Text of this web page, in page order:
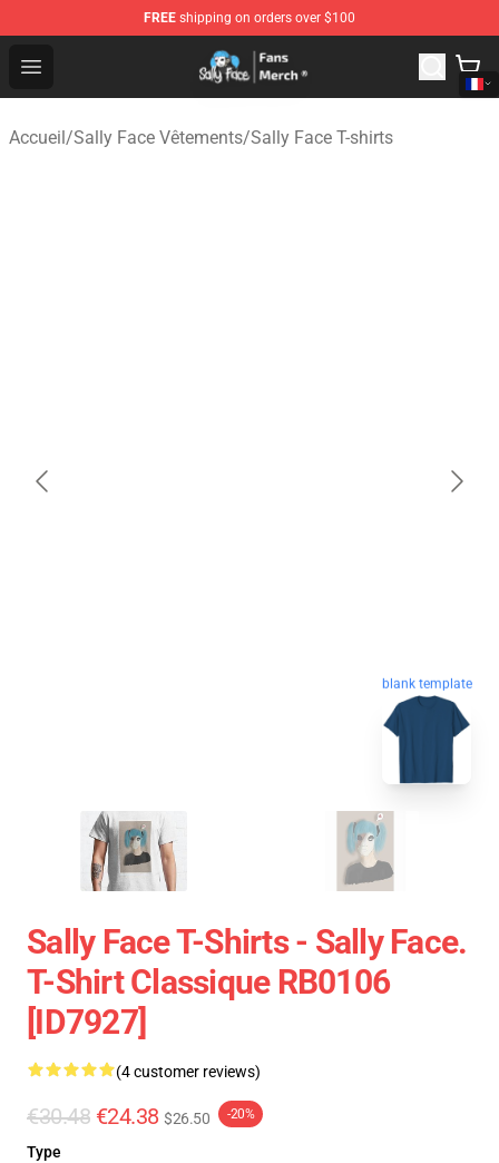
FREE shipping on orders over $100
Open menu
Sally Face Store - Official Sally Face Merchandise Shop
Accueil/Sally Face Vêtements/Sally Face T-shirts
blank template
Sally Face T-Shirts - Sally Face.
T-Shirt Classique RB0106
[ID7927]
(4 customer reviews)
€30.48 €24.38 $26.50 -20%
Type